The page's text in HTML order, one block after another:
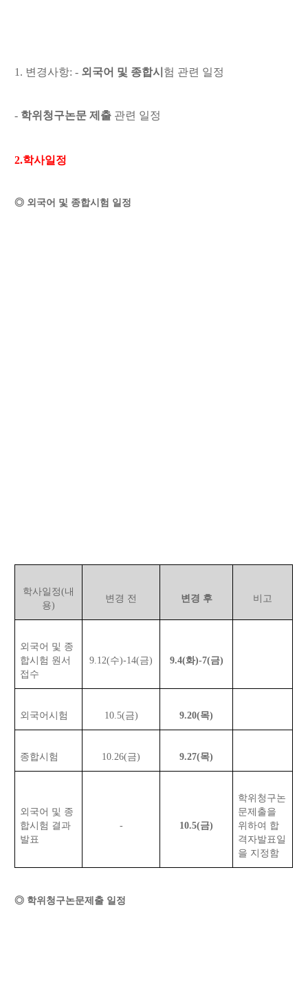
1. 변경사항: - 외국어 및 종합시 험 관련 일정
- 학위청구논문 제출 관련 일정
2.학사일정
◎ 외국어 및 종합시험 일정
학사일정(내
용)
변경 전 변경 후 비고
외국어 및 종
합시험 원서
접수
9.12(수)-14(금) 9.4(화)-7(금)
외국어시험 10.5(금) 9.20(목)
종합시험 10.26(금) 9.27(목)
외국어 및 종
합시험 결과
발표
- 10.5(금)
학위청구논
문제출을
위하여 합
격자발표일
을 지정함
◎ 학위청구논문제출 일정